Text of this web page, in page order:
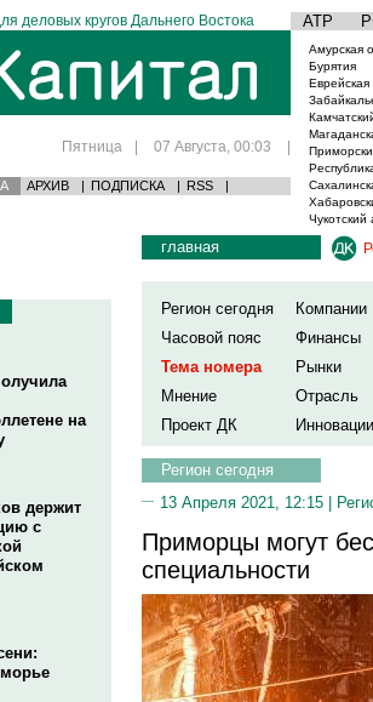
деловых кругов Дальнего Востока АТР
Пятница | 07 Августа, 00:03 |
АРХИВ | ПОДПИСКА | RSS |
Амурская
Бурятия
Чукотский
на
держит
с
главная
Регион сегодня Компании
Часовой пояс
Финансы
Тема номера
Рынки
Мнение
Отрасль
Проект ДК
Инновации
Регион сегодня
13 Апреля 2021, 12:15 |
Приморцы могут
специальности